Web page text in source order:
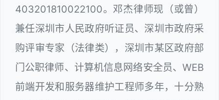
403201810022100。邓杰律师现（或曾）
兼任深圳市人民政府听证员、深圳市政府采
购评审专家（法律类），深圳市某区政府部
门公职律师、计算机信息网络安全员、WEB
前端开发和服务器维护工程师多年，十分熟